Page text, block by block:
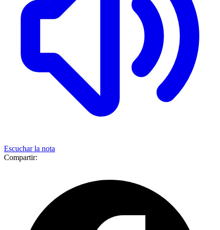
Escuchar la nota
Compartir: